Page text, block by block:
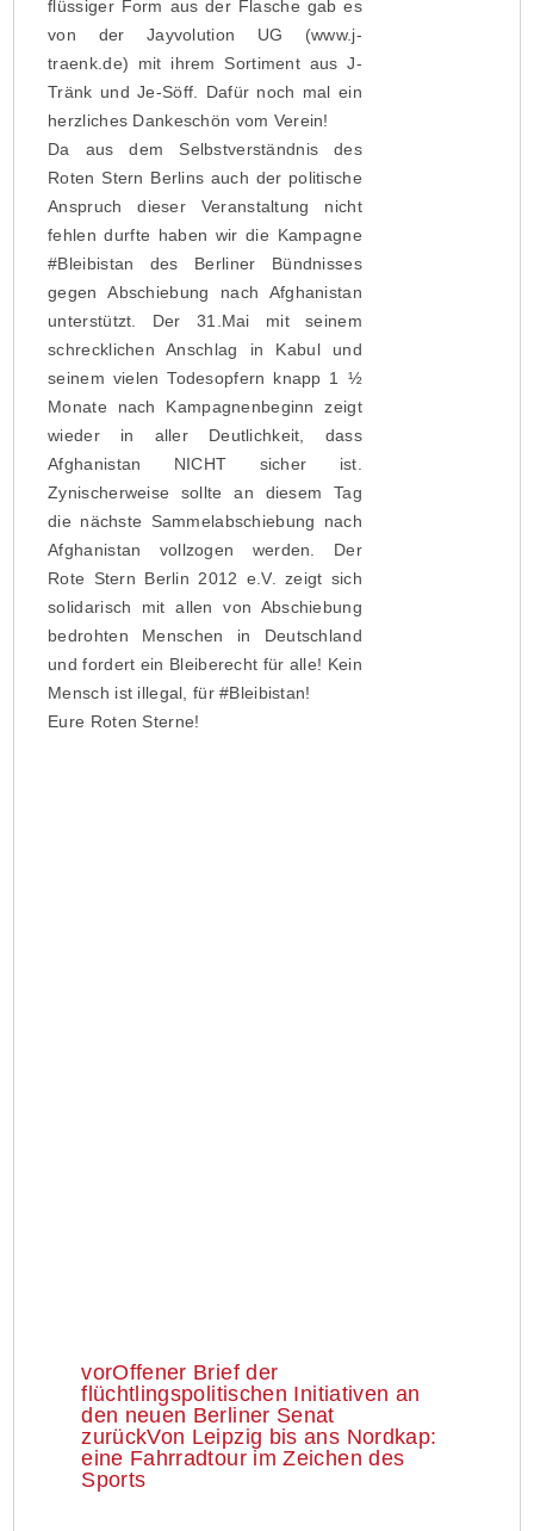
flüssiger Form aus der Flasche gab es
von der Jayvolution UG (www.j-
traenk.de) mit ihrem Sortiment aus J-
Tränk und Je-Söff. Dafür noch mal ein
herzliches Dankeschön vom Verein!
Da aus dem Selbstverständnis des
Roten Stern Berlins auch der politische
Anspruch dieser Veranstaltung nicht
fehlen durfte haben wir die Kampagne
#Bleibistan des Berliner Bündnisses
gegen Abschiebung nach Afghanistan
unterstützt. Der 31.Mai mit seinem
schrecklichen Anschlag in Kabul und
seinem vielen Todesopfern knapp 1 ½
Monate nach Kampagnenbeginn zeigt
wieder in aller Deutlichkeit, dass
Afghanistan NICHT sicher ist.
Zynischerweise sollte an diesem Tag
die nächste Sammelabschiebung nach
Afghanistan vollzogen werden. Der
Rote Stern Berlin 2012 e.V. zeigt sich
solidarisch mit allen von Abschiebung
bedrohten Menschen in Deutschland
und fordert ein Bleiberecht für alle! Kein
Mensch ist illegal, für #Bleibistan!
Eure Roten Sterne!
vorOffener Brief der
flüchtlingspolitischen Initiativen an
den neuen Berliner Senat
zurückVon Leipzig bis ans Nordkap:
eine Fahrradtour im Zeichen des
Sports